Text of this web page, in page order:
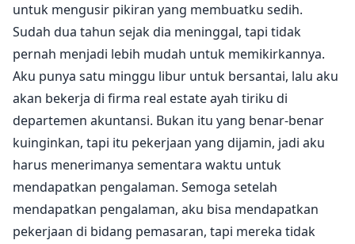
untuk mengusir pikiran yang membuatku sedih.
Sudah dua tahun sejak dia meninggal, tapi tidak
pernah menjadi lebih mudah untuk memikirkannya.
Aku punya satu minggu libur untuk bersantai, lalu aku
akan bekerja di firma real estate ayah tiriku di
departemen akuntansi. Bukan itu yang benar-benar
kuinginkan, tapi itu pekerjaan yang dijamin, jadi aku
harus menerimanya sementara waktu untuk
mendapatkan pengalaman. Semoga setelah
mendapatkan pengalaman, aku bisa mendapatkan
pekerjaan di bidang pemasaran, tapi mereka tidak